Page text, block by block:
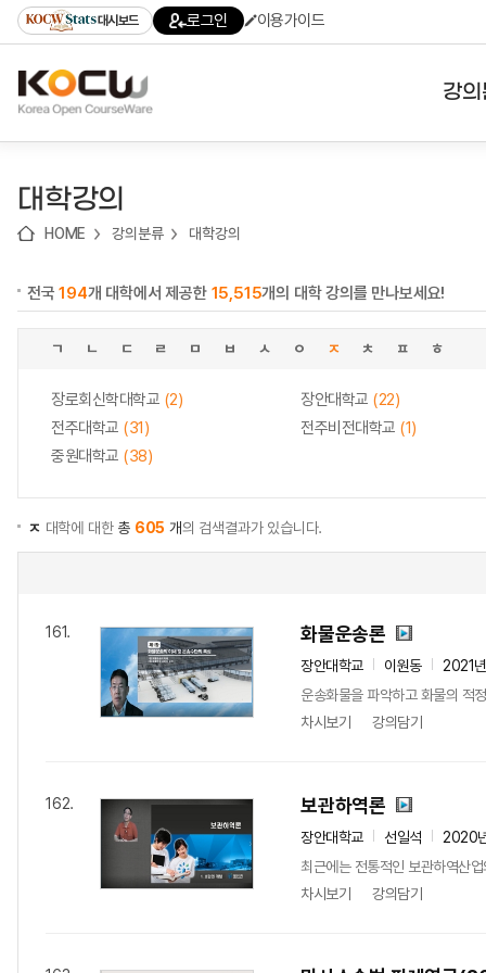
기
기
기
content)
가
대시보드 로그인 이용가이드
강
대학강의
HOME 강의분류 대학강의
전국194개 대학에서 제공한 15,515개의 대학 강의를 만나보세요!
ㄱ ㄴ ㄷ ㄹ ㅁ ㅂ ㅅ ㅇ ㅈ ㅊ ㅍ ㅎ
장로회신학대학교 (2) 장안대학교 (22)
전주대학교 (31) 전주비전대학교 (1)
중원대학교 (38)
ㅈ 대학에 대한총 605 개의 검색결과가 있습니다.
161. 화물운송론
장안대학교 이원동
2021
운송화물을 파악하고 화물의 적
차시보기
강의담기
162. 보관하역론
장안대학교 선일석
2020
최근에는 전통적인 보관하역산
차시보기
강의담기